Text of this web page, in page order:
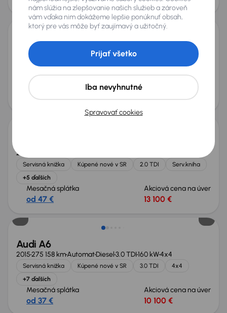
BMW X5 xDrive40i
2022 AutomatBenzín + Hybridné
245 kW
Servisná knižka xDrive40i
na mieru 41 000 €
2017
Servisná knižka Kúpené nové v SR 2.0 TDI
Serv.kniha
+5 ďalších
Mesačná splátka
od 47 €
Akciová cena na úver
13 100 €
Audi A6
2015275 158 kmAutomatDiesel3.0 TDI160 kW4x4
Servisná knižka Kúpené nové v SR 3.0 TDI
4x4
+7 ďalších
Mesačná splátka
od 37 €
Akciová cena na úver
10 100 €
Zlacnené o 700 €
nám slúžia na zlepšovanie našich služieb a zároveň
vám vďaka nim dokážeme lepšie ponúknuť obsah,
ktorý pre vás môže byť zaujímavý a užitočný.
Spravovať cookies
Iba nevyhnutné
Prijať všetko